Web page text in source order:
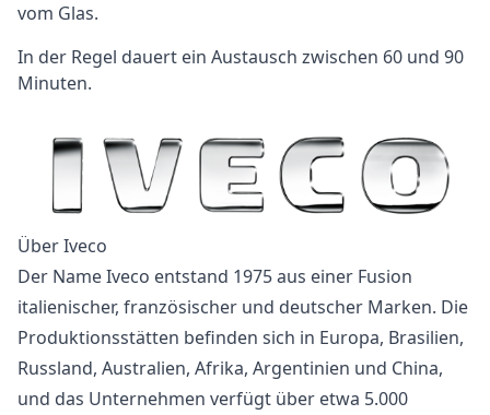
vom Glas.
In der Regel dauert ein Austausch zwischen 60 und 90
Minuten.
Über Iveco
Der Name Iveco entstand 1975 aus einer Fusion
italienischer, französischer und deutscher Marken. Die
Produktionsstätten befinden sich in Europa, Brasilien,
Russland, Australien, Afrika, Argentinien und China,
und das Unternehmen verfügt über etwa 5.000